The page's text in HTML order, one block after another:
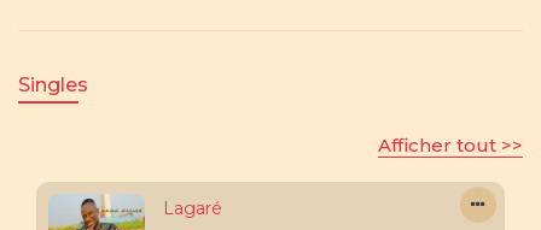
Singles
Afficher tout >>
Lagaré